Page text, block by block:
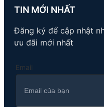
TIN MỚI NHẤT
Đăng ký để cập nhật
ưu đãi mới nhất
Email